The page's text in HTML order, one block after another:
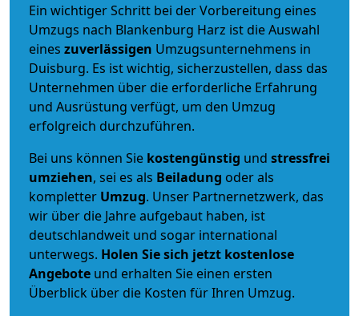
Ein wichtiger Schritt bei der Vorbereitung eines
Umzugs nach Blankenburg Harz ist die Auswahl
eines zuverlässigen Umzugsunternehmens in
Duisburg. Es ist wichtig, sicherzustellen, dass das
Unternehmen über die erforderliche Erfahrung
und Ausrüstung verfügt, um den Umzug
erfolgreich durchzuführen.
Bei uns können Sie kostengünstig und stressfrei
umziehen, sei es als Beiladung oder als
kompletter Umzug. Unser Partnernetzwerk, das
wir über die Jahre aufgebaut haben, ist
deutschlandweit und sogar international
unterwegs. Holen Sie sich jetzt kostenlose
Angebote und erhalten Sie einen ersten
Überblick über die Kosten für Ihren Umzug.